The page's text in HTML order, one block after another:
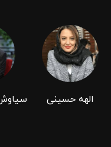
الهه حسینی